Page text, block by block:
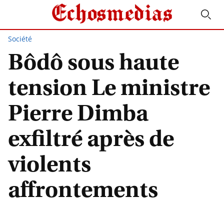
Société
Bôdô sous haute
tension Le ministre
Pierre Dimba
exfiltré après de
violents
affrontements